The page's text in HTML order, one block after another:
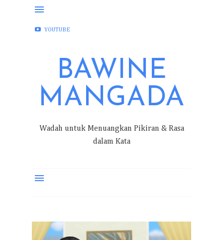
FACEBOOK
YOUTUBE
BAWINE
MANGADA
Wadah untuk Menuangkan Pikiran & Rasa
dalam Kata